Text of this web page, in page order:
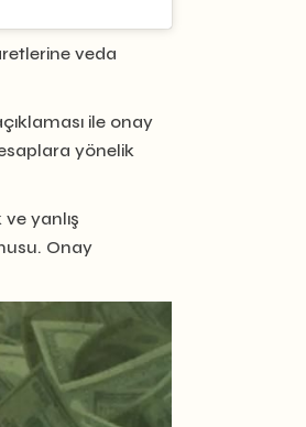
veda
ile onay
yönelik
yanlış
Onay